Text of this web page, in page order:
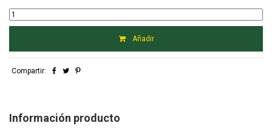
Añadir
Compartir:
Información producto